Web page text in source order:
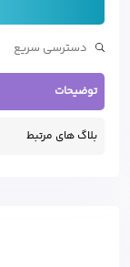
توضیحات
بلاگ های مرتبط